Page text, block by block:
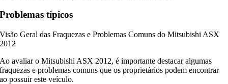
Problemas típicos
Visão Geral das Fraquezas e Problemas Comuns do Mitsubishi ASX
2012
Ao avaliar o Mitsubishi ASX 2012, é importante destacar algumas
fraquezas e problemas comuns que os proprietários podem encontrar
ao possuir este veículo.